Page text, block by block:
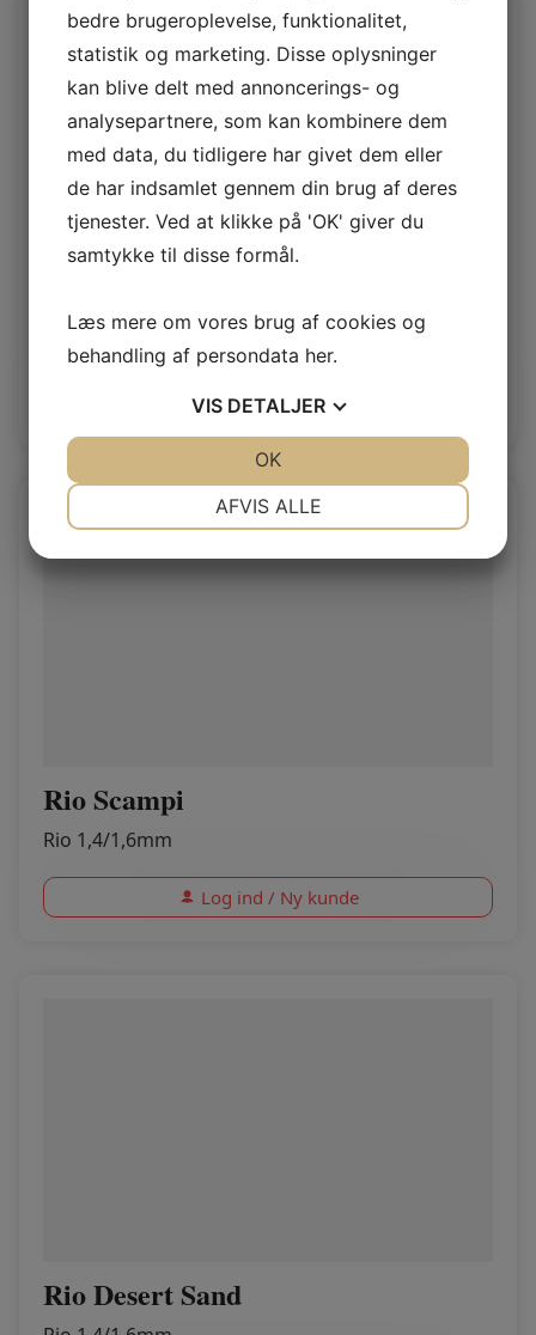
Rio Castle
Rio 1,4/1,6mm
Log ind / Ny kunde
Rio Scampi
Rio 1,4/1,6mm
Log ind / Ny kunde
Rio Desert Sand
bedre brugeroplevelse, funktionalitet,
statistik og marketing. Disse oplysninger
kan blive delt med annoncerings- og
analysepartnere, som kan kombinere dem
med data, du tidligere har givet dem eller
de har indsamlet gennem din brug af deres
tjenester. Ved at klikke på 'OK' giver du
samtykke til disse formål.
Læs mere om vores brug af cookies og
behandling af persondata her.
VIS DETALJER
AFVIS ALLE
OK